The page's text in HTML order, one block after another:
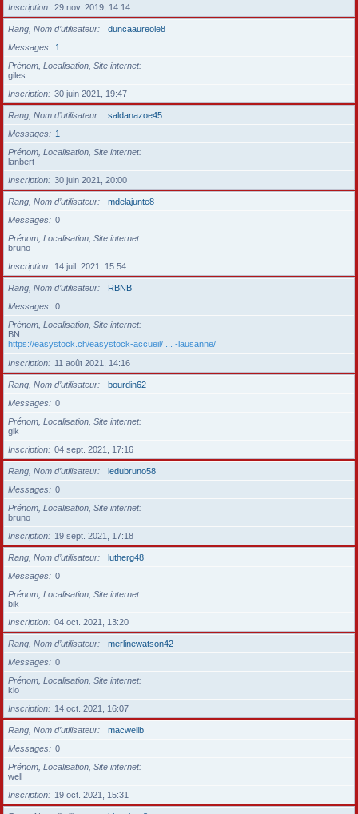
Inscription 29 nov. 2019, 14:14
Rang, Nom d’utilisateur
duncaaureole8
Messages
1
Prénom, Localisation, Site internet
giles
Inscription
30 juin 2021, 19:47
Rang, Nom d’utilisateur
saldanazoe45
Messages
1
Prénom, Localisation, Site internet
lanbert
Inscription
30 juin 2021, 20:00
Rang, Nom d’utilisateur
mdelajunte8
Messages
0
Prénom, Localisation, Site internet
bruno
Inscription
14 juil. 2021, 15:54
Rang, Nom d’utilisateur
RBNB
Messages
0
Prénom, Localisation, Site internet
BN
https://easystock.ch/easystock-accueil/ ... -lausanne/
Inscription
11 août 2021, 14:16
Rang, Nom d’utilisateur
bourdin62
Messages
0
Prénom, Localisation, Site internet
gik
Inscription
04 sept. 2021, 17:16
Rang, Nom d’utilisateur
ledubruno58
Messages
0
Prénom, Localisation, Site internet
bruno
Inscription
19 sept. 2021, 17:18
Rang, Nom d’utilisateur
lutherg48
Messages
0
Prénom, Localisation, Site internet
bik
Inscription
04 oct. 2021, 13:20
Rang, Nom d’utilisateur
merlinewatson42
Messages
0
Prénom, Localisation, Site internet
kio
Inscription
14 oct. 2021, 16:07
Rang, Nom d’utilisateur
macwellb
Messages
0
Prénom, Localisation, Site internet
well
Inscription
19 oct. 2021, 15:31